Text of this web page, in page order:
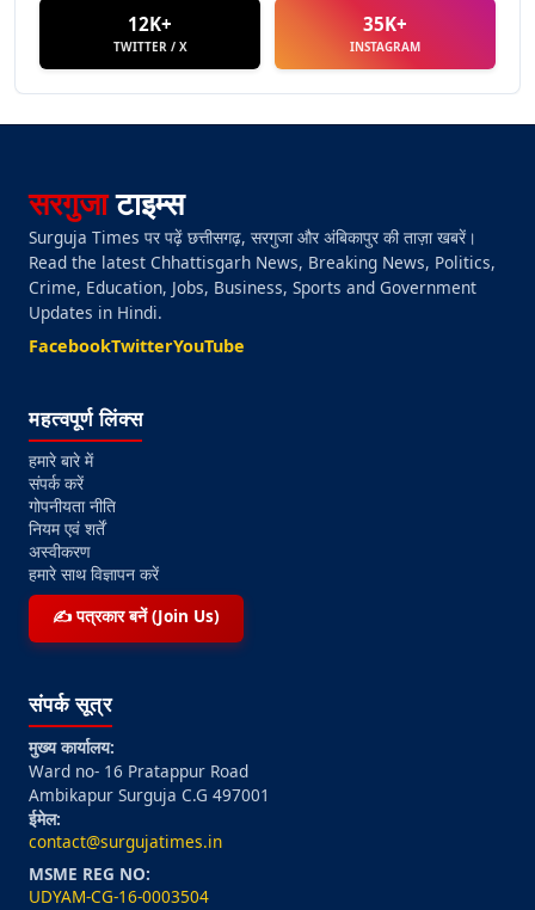
12K+
TWITTER / X
35K+
INSTAGRAM
सरगुजाटाइम्स
Surguja Times पर पढ़ें छत्तीसगढ़, सरगुजा और अंबिकापुर की ताज़ा खबरें।
Read the latest Chhattisgarh News, Breaking News, Politics,
Crime, Education, Jobs, Business, Sports and Government
Updates in Hindi.
FacebookTwitterYouTube
महत्वपूर्ण लिंक्स
हमारे बारे में
संपर्क करें
गोपनीयता नीति
नियम एवं शर्तें
अस्वीकरण
हमारे साथ विज्ञापन करें
✍️ पत्रकार बनें (Join Us)
संपर्क सूत्र
मुख्य कार्यालय:
Ward no- 16 Pratappur Road
Ambikapur Surguja C.G 497001
ईमेल:
contact@surgujatimes.in
MSME REG NO:
UDYAM-CG-16-0003504